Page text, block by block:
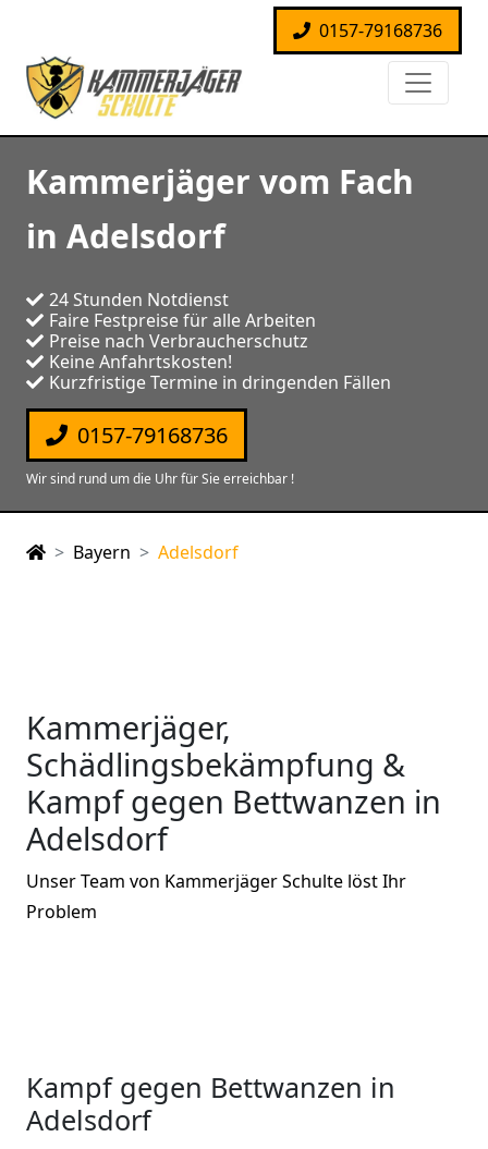
0157-79168736
Kammerjäger vom Fach
in Adelsdorf
24 Stunden Notdienst
Faire Festpreise für alle Arbeiten
Preise nach Verbraucherschutz
Keine Anfahrtskosten!
Kurzfristige Termine in dringenden Fällen
0157-79168736
Wir sind rund um die Uhr für Sie erreichbar !
Bayern Adelsdorf
Kammerjäger,
Schädlingsbekämpfung &
Kampf gegen Bettwanzen in
Adelsdorf
Unser Team von Kammerjäger Schulte löst Ihr
Problem
Kampf gegen Bettwanzen in
Adelsdorf